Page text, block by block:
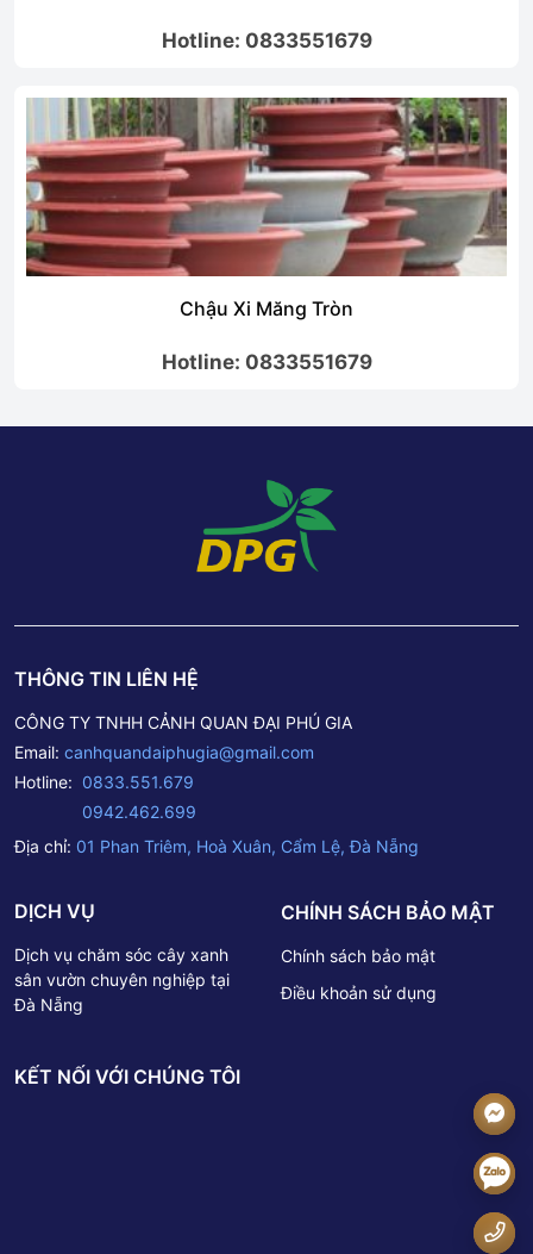
Hotline: 0833551679
Chậu Xi Măng Tròn
Hotline: 0833551679
THÔNG TIN LIÊN HỆ
CÔNG TY TNHH CẢNH QUAN ĐẠI PHÚ GIA
Email: canhquandaiphugia@gmail.com
Hotline: 0833.551.679
0942.462.699
Địa chỉ: 01 Phan Triêm, Hoà Xuân, Cẩm Lệ, Đà Nẵng
DỊCH VỤ
Dịch vụ chăm sóc cây xanh
sân vườn chuyên nghiệp tại
Đà Nẵng
CHÍNH SÁCH BẢO MẬT
Chính sách bảo mật
Điều khoản sử dụng
KẾT NỐI VỚI CHÚNG TÔI